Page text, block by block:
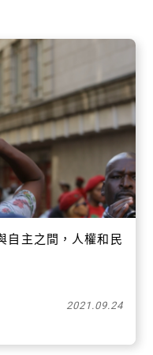
自主之間，人權和民
2021.09.24